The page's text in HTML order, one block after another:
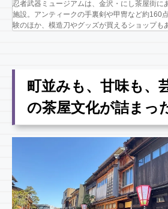
忍者武器ミュージアムは、金沢・にし茶屋街に
施設。アンティークの手裏剣や甲冑など約160
験のほか、模造刀やグッズが買えるショップも
町並みも、甘味も、
の茶屋文化が詰まっ